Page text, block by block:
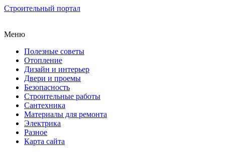
Строительный портал
Меню
Полезные советы
Отопление
Дизайн и интерьер
Двери и проемы
Безопасность
Строительные работы
Сантехника
Материалы для ремонта
Электрика
Разное
Карта сайта